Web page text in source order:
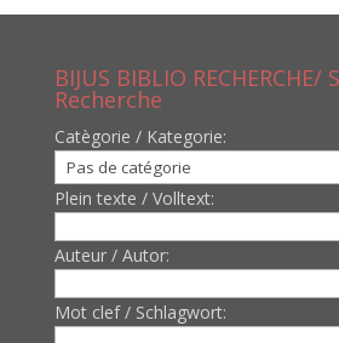
BIJUS BIBLIO RECHERCHE/
Recherche
Catègorie / Kategorie:
Plein texte / Volltext:
Auteur / Autor:
Mot clef / Schlagwort: